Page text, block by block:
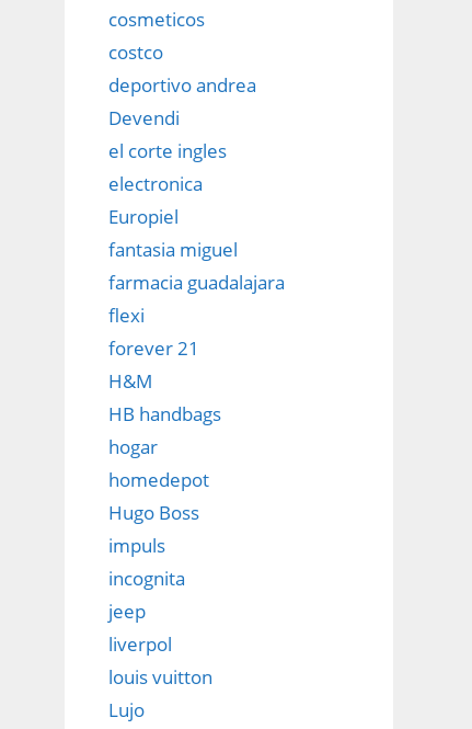
cosmeticos
costco
deportivo andrea
Devendi
el corte ingles
electronica
Europiel
fantasia miguel
farmacia guadalajara
flexi
forever 21
H&M
HB handbags
hogar
homedepot
Hugo Boss
impuls
incognita
jeep
liverpol
louis vuitton
Lujo